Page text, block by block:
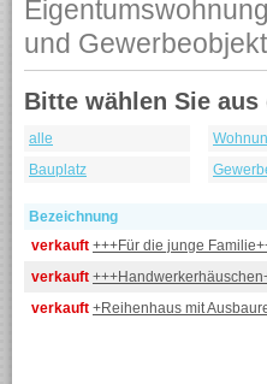
und
Bitte wählen Sie
alle
Bauplatz
Bezeichnung
verkauft +++Für die junge
verkauft
verkauft +Reihenhaus mit